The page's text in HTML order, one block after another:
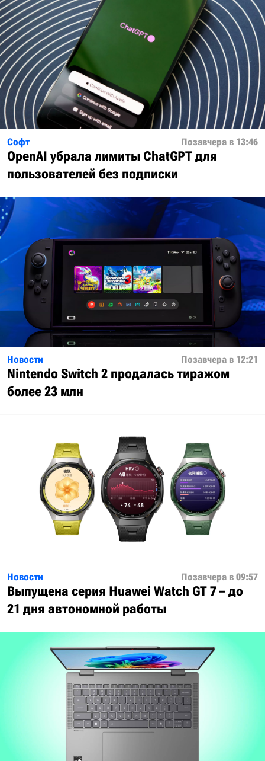
Софт Позавчера в 13:46
OpenAI убрала лимиты ChatGPT для
пользователей без подписки
Новости Позавчера в 12:21
Nintendo Switch 2 продалась тиражом
более 23 млн
Новости Позавчера в 09:57
Выпущена серия Huawei Watch GT 7 – до
21 дня автономной работы